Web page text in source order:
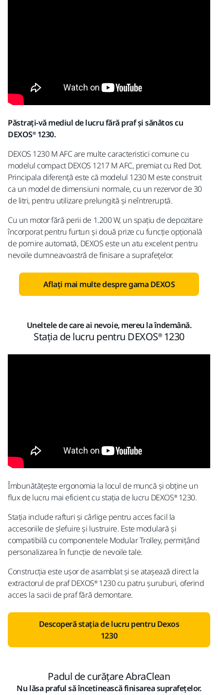
Păstrați-vă mediul de lucru fără praf și sănătos cu
DEXOS® 1230.
DEXOS 1230 M AFC are multe caracteristici comune cu
modelul compact DEXOS 1217 M AFC, premiat cu Red Dot.
Principala diferență este că modelul 1230 M este construit
ca un model de dimensiuni normale, cu un rezervor de 30
de litri, pentru utilizare prelungită și neîntreruptă.
Cu un motor fără perii de 1.200 W, un spațiu de depozitare
încorporat pentru furtun și două prize cu funcție opțională
de pornire automată, DEXOS este un atu excelent pentru
nevoile dumneavoastră de finisare a suprafețelor.
Aflați mai multe despre gama DEXOS
Uneltele de care ai nevoie, mereu la îndemână.
Stația de lucru pentru DEXOS® 1230
Îmbunătățește ergonomia la locul de muncă și obține un
flux de lucru mai eficient cu stația de lucru DEXOS® 1230.
Stația include rafturi și cârlige pentru acces facil la
accesoriile de șlefuire și lustruire. Este modulară și
compatibilă cu componentele Modular Trolley, permițând
personalizarea în funcție de nevoile tale.
Construcția este ușor de asamblat și se atașează direct la
extractorul de praf DEXOS® 1230 cu patru șuruburi, oferind
acces la sacii de praf fără demontare.
Descoperă stația de lucru pentru Dexos
1230
Padul de curățare AbraClean
Nu lăsa praful să încetinească finisarea suprafețelor.